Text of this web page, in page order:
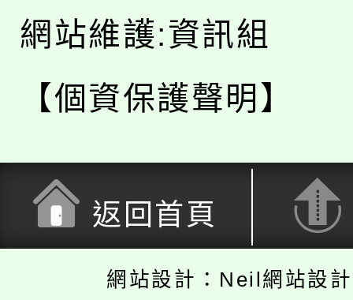
網站維護:資訊組
【個資保護聲明】
返回首頁
網站設計：Neil網站設